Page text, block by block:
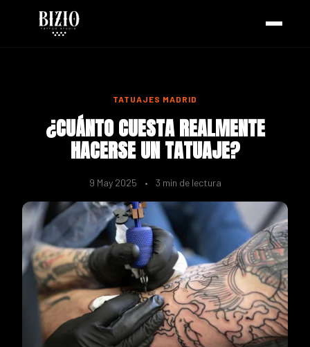
TATUAJES MADRID
¿CUÁNTO CUESTA REALMENTE
HACERSE UN TATUAJE?
9 May 2025 • 3 min de lectura